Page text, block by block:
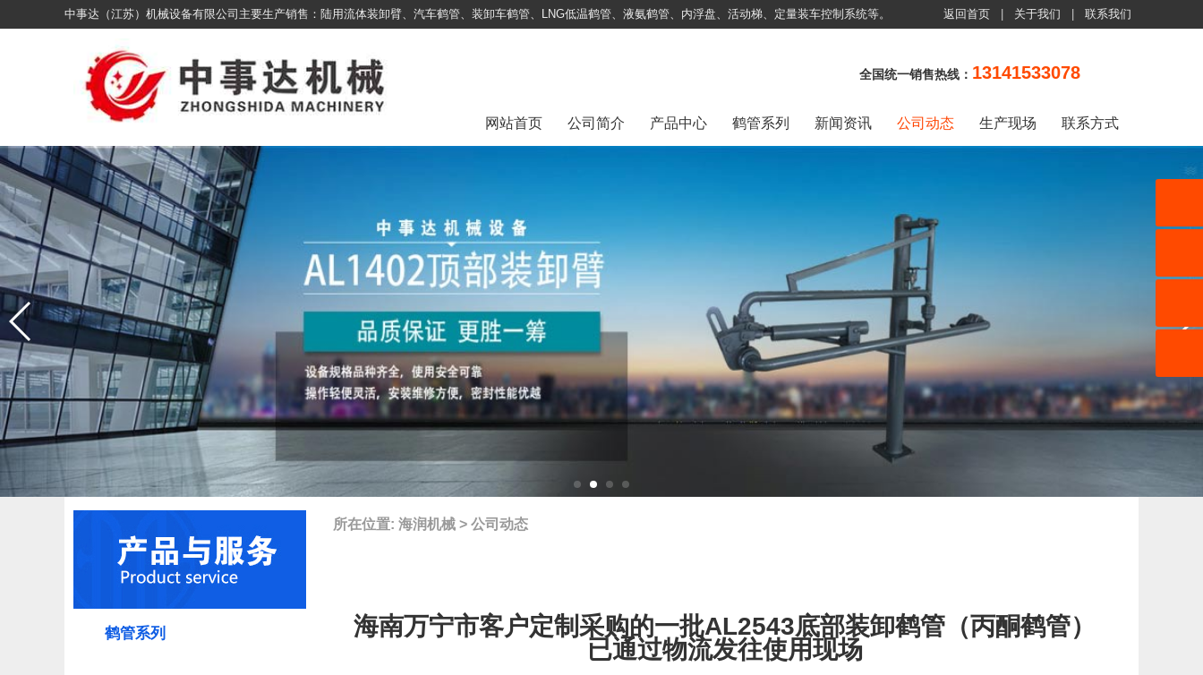
中事达（江苏）机械设备有限公司主要生产销售：陆用流体装卸臂、汽车鹤管、装卸车鹤管、LNG低温鹤管、液氨鹤管、内浮盘、活动梯、定量装车控制系统等。 返回首页 关于我们 联系我们
全国统一销售热线： 13141533078
网站首页 公司简介 产品中心 鹤管系列 新闻资讯 公司动态 生产现场 联系方式
鹤管系列
所在位置: 海润机械 > 公司动态
海南万宁市客户定制采购的一批AL2543底部装卸鹤管（丙酮鹤管）
已通过物流发往使用现场